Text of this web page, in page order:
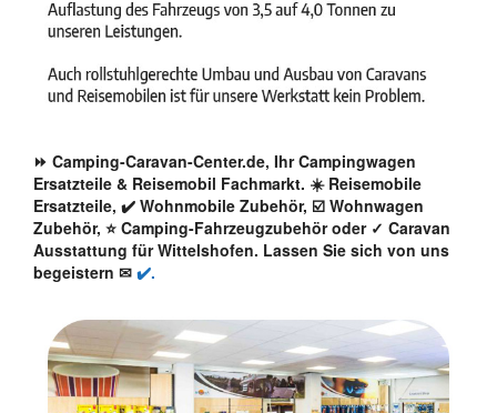
⏩ Camping-Caravan-Center.de, Ihr Campingwagen
Ersatzteile & Reisemobil Fachmarkt. ☀️ Reisemobile
Ersatzteile, ✔️ Wohnmobile Zubehör, ☑️ Wohnwagen
Zubehör, ⭐ Camping-Fahrzeugzubehör oder ✓ Caravan
Ausstattung für Wittelshofen. Lassen Sie sich von uns
begeistern ✉ ✔️.